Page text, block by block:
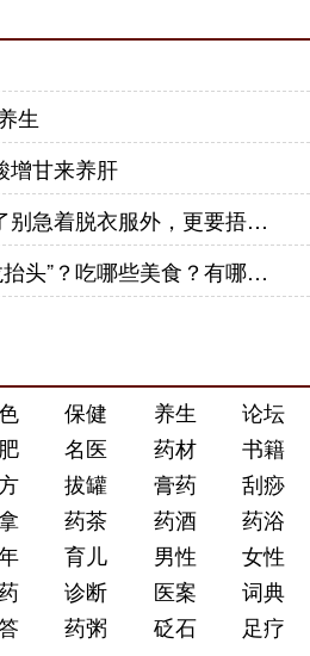
装；躲避突然出现的强风及
为“虚邪贼风”）；避免汗后
好状态，过于疲劳容易导致防
热疾病及时有效退烧；中老
生
增甘来养肝
俗话说“春捂秋冻”，除了别急着脱衣服外，更要捂好这几个穴位
二月初二为什么又称“龙抬头”？吃哪些美食？有哪些习俗？带你一并了解！
保健 养生
论坛
名医 药材
书籍
拔罐 膏药
刮痧
药茶 药酒
药浴
育儿 男性
女性
诊断 医案
词典
药粥 砭石 足疗